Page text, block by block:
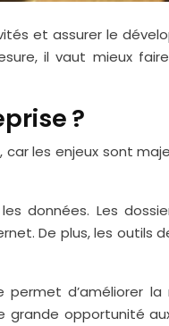
et assurer le
il vaut mieux
?
les enjeux sont
données. Les
De plus, les
d’améliorer
opportunité